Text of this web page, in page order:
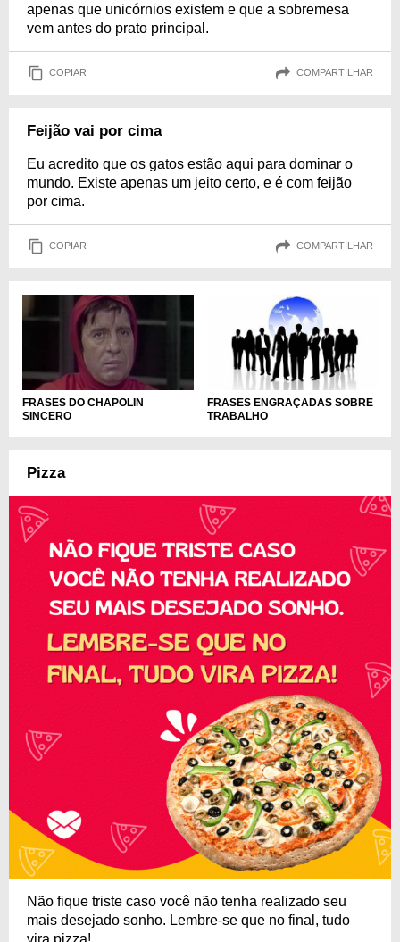
apenas que unicórnios existem e que a sobremesa
vem antes do prato principal.
COPIAR COMPARTILHAR
Feijão vai por cima
Eu acredito que os gatos estão aqui para dominar o
mundo. Existe apenas um jeito certo, e é com feijão
por cima.
COPIAR COMPARTILHAR
FRASES DO CHAPOLIN
SINCERO
FRASES ENGRAÇADAS SOBRE
TRABALHO
Pizza
Não fique triste caso você não tenha realizado seu
mais desejado sonho. Lembre-se que no final, tudo